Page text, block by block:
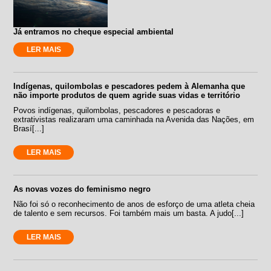
Já entramos no cheque especial ambiental
LER MAIS
Indígenas, quilombolas e pescadores pedem à Alemanha que
não importe produtos de quem agride suas vidas e território
Povos indígenas, quilombolas, pescadores e pescadoras e
extrativistas realizaram uma caminhada na Avenida das Nações, em
Brasí[...]
LER MAIS
As novas vozes do feminismo negro
Não foi só o reconhecimento de anos de esforço de uma atleta cheia
de talento e sem recursos. Foi também mais um basta. A judo[...]
LER MAIS